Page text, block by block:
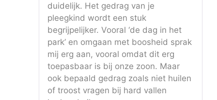
duidelijk. Het gedrag van je
pleegkind wordt een stuk
begrijpelijker. Vooral ‘de dag in het
park’ en omgaan met boosheid sprak
mij erg aan, vooral omdat dit erg
toepasbaar is bij onze zoon. Maar
ook bepaald gedrag zoals niet huilen
of troost vragen bij hard vallen